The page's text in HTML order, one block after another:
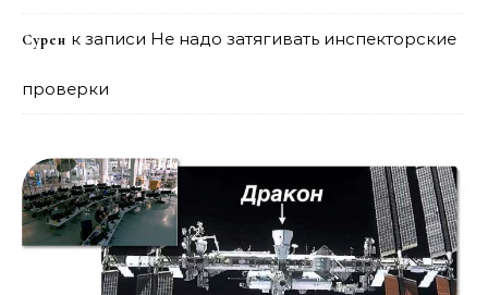
Сурен к записи Не надо затягивать инспекторские
проверки